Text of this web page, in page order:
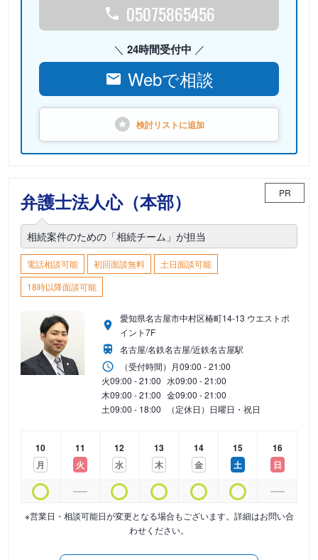
05075865456
24時間受付中
Webで相談
検討リストに追加
弁護士法人心（本部） PR
相続案件のための「相続チーム」が担当
電話相談可能 初回面談無料
土日面談可能
18時以降面談可能
愛知県名古屋市中村区椿町14-13 ウエストポ
イント7F
名古屋/名鉄名古屋/近鉄名古屋駅
（受付時間） 月09:00 - 21:00
火09:00 - 21:00 水09:00 - 21:00
木09:00 - 21:00 金09:00 - 21:00
土09:00 - 18:00 （定休日）日曜日・祝日
10
月
11
火
12
水
13
木
14
金
15
土
16
日
※営業日・相談可能日が変更となる場合もございます。詳細はお問い合
わせください。